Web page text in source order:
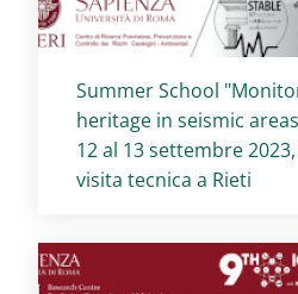
Titolo card:
Summer School
heritage in seismic
12 al 13 settembre
visita tecnica a Rieti